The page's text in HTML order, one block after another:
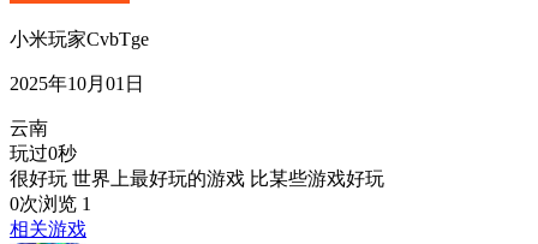
小米玩家CvbTge
2025年10月01日
云南
玩过0秒
很好玩 世界上最好玩的游戏 比某些游戏好玩
0次浏览 1
相关游戏